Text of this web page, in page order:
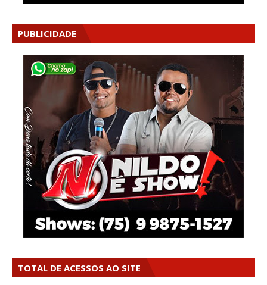
PUBLICIDADE
TOTAL DE ACESSOS AO SITE